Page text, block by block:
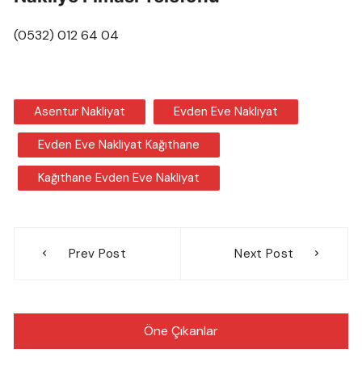
(0532) 012 64 04
Asentur Nakliyat Evden Eve Nakliyat
Evden Eve Nakliyat Kağıthane
Kağıthane Evden Eve Nakliyat
gezinmesi
Prev Post Next Post
Öne Çıkanlar